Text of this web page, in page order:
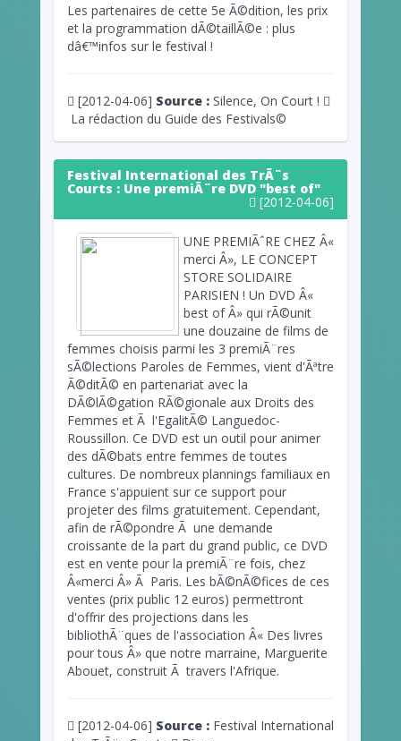
Les partenaires de cette 5e Ã©dition, les prix
et la programmation dÃ©taillÃ©e : plus
dâ€™infos sur le festival !
[2012-04-06] Source : Silence, On Court !
La rédaction du Guide des Festivals©
Festival International des TrÃ¨s
Courts : Une premiÃ¨re DVD "best of"
[2012-04-06]
UNE PREMIÃˆRE CHEZ Â«
merci Â», LE CONCEPT
STORE SOLIDAIRE
PARISIEN ! Un DVD Â«
best of Â» qui rÃ©unit
une douzaine de films de
femmes choisis parmi les 3 premiÃ¨res
sÃ©lections Paroles de Femmes, vient d'Ãªtre
Ã©ditÃ© en partenariat avec la
DÃ©lÃ©gation RÃ©gionale aux Droits des
Femmes et Ã l'EgalitÃ© Languedoc-
Roussillon. Ce DVD est un outil pour animer
des dÃ©bats entre femmes de toutes
cultures. De nombreux plannings familiaux en
France s'appuient sur ce support pour
projeter des films gratuitement. Cependant,
afin de rÃ©pondre Ã une demande
croissante de la part du grand public, ce DVD
est en vente pour la premiÃ¨re fois, chez
Â«merci Â» Ã Paris. Les bÃ©nÃ©fices de ces
ventes (prix public 12 euros) permettront
d'offrir des projections dans les
bibliothÃ¨ques de l'association Â« Des livres
pour tous Â» que notre marraine, Marguerite
Abouet, construit Ã travers l'Afrique.
[2012-04-06] Source : Festival International